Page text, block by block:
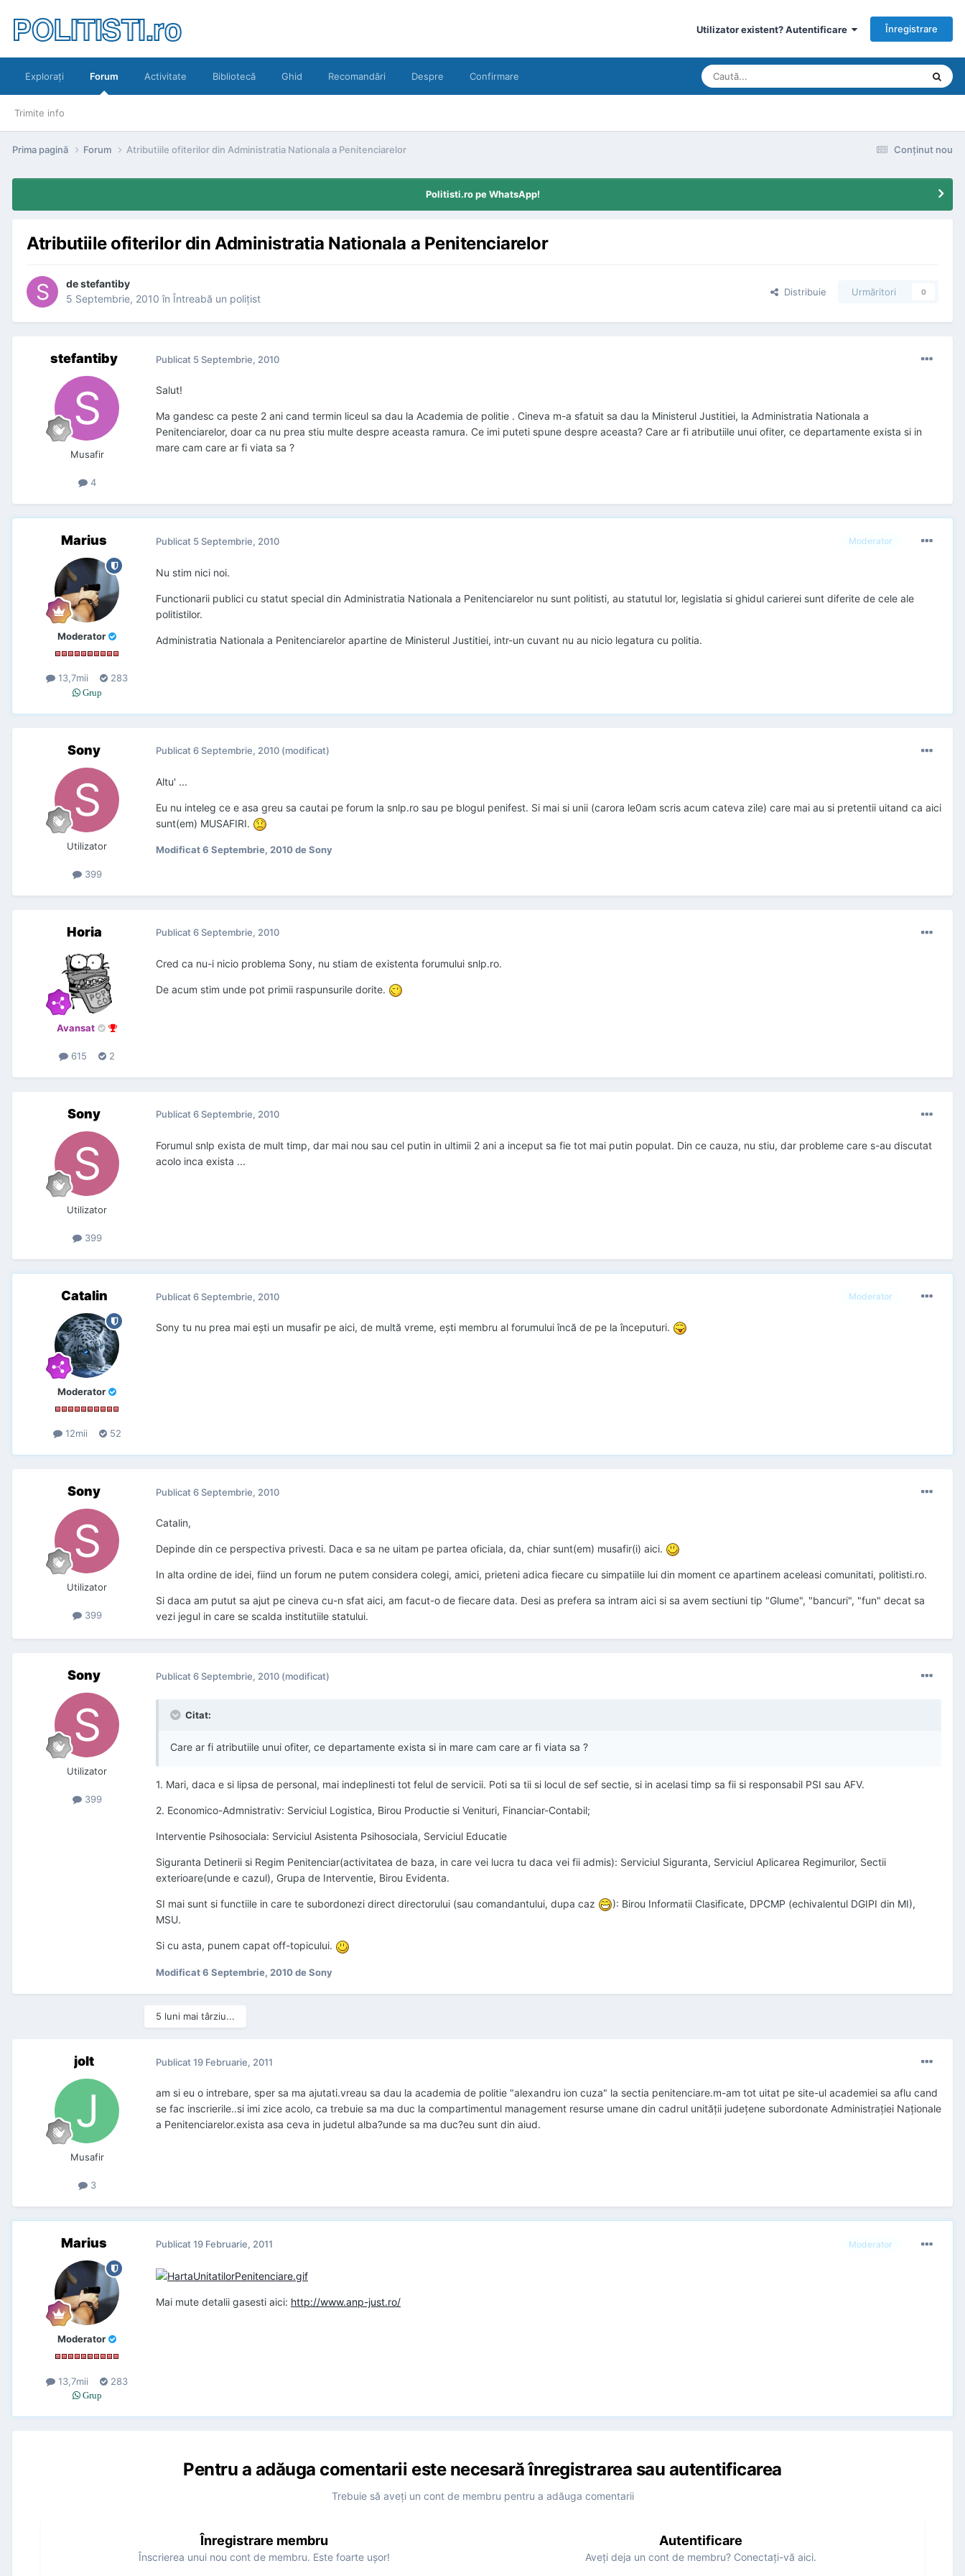
POLITISTI.ro Utilizator existent? Autentificare Înregistrare
Exploraţi Forum
Trimite info
Activitate Bibliotecă Ghid Recomandări Despre Confirmare
Conţinut nou
Prima pagină Forum Atributiile ofiterilor din Administratia Nationala a Penitenciarelor
Politisti.ro pe WhatsApp!
Atributiile ofiterilor din Administratia Nationala a Penitenciarelor
destefantiby
5 Septembrie, 2010 în Întreabă un poliţist
Distribuie Urmăritori 0
stefantiby
Musafir
4
Publicat 5 Septembrie, 2010
Salut!
Ma gandesc ca peste 2 ani cand termin liceul sa dau la Academia de politie . Cineva m-a sfatuit sa dau la Ministerul Justitiei, la Administratia Nationala a
Penitenciarelor, doar ca nu prea stiu multe despre aceasta ramura. Ce imi puteti spune despre aceasta? Care ar fi atributiile unui ofiter, ce departamente exista si in
mare cam care ar fi viata sa ?
Marius
Moderator
13,7mii 283
Grup
Moderator
Publicat 5 Septembrie, 2010
Nu stim nici noi.
Functionarii publici cu statut special din Administratia Nationala a Penitenciarelor nu sunt politisti, au statutul lor, legislatia si ghidul carierei sunt diferite de cele ale
politistilor.
Administratia Nationala a Penitenciarelor apartine de Ministerul Justitiei, intr-un cuvant nu au nicio legatura cu politia.
Sony
Utilizator
399
Publicat6 Septembrie, 2010 (modificat)
Altu' ...
Eu nu inteleg ce e asa greu sa cautai pe forum la snlp.ro sau pe blogul penifest. Si mai si unii (carora le0am scris acum cateva zile) care mai au si pretentii uitand ca aici
sunt(em) MUSAFIRI.
Modificat6 Septembrie, 2010de Sony
Horia
Avansat
615 2
Publicat6 Septembrie, 2010
Cred ca nu-i nicio problema Sony, nu stiam de existenta forumului snlp.ro.
De acum stim unde pot primii raspunsurile dorite.
Sony
Utilizator
399
Publicat6 Septembrie, 2010
Forumul snlp exista de mult timp, dar mai nou sau cel putin in ultimii 2 ani a inceput sa fie tot mai putin populat. Din ce cauza, nu stiu, dar probleme care s-au discutat
acolo inca exista ...
Catalin
Moderator
12mii 52
Moderator
Publicat6 Septembrie, 2010
Sony tu nu prea mai ești un musafir pe aici, de multă vreme, ești membru al forumului încă de pe la începuturi.
Sony
Utilizator
399
Publicat6 Septembrie, 2010
Catalin,
Depinde din ce perspectiva privesti. Daca e sa ne uitam pe partea oficiala, da, chiar sunt(em) musafir(i) aici.
In alta ordine de idei, fiind un forum ne putem considera colegi, amici, prieteni adica fiecare cu simpatiile lui din moment ce apartinem aceleasi comunitati, politisti.ro.
Si daca am putut sa ajut pe cineva cu-n sfat aici, am facut-o de fiecare data. Desi as prefera sa intram aici si sa avem sectiuni tip "Glume", "bancuri", "fun" decat sa
vezi jegul in care se scalda institutiile statului.
Sony
Utilizator
399
Publicat6 Septembrie, 2010 (modificat)
Citat:
Care ar fi atributiile unui ofiter, ce departamente exista si in mare cam care ar fi viata sa ?
1. Mari, daca e si lipsa de personal, mai indeplinesti tot felul de servicii. Poti sa tii si locul de sef sectie, si in acelasi timp sa fii si responsabil PSI sau AFV.
2. Economico-Admnistrativ: Serviciul Logistica, Birou Productie si Venituri, Financiar-Contabil;
Interventie Psihosociala: Serviciul Asistenta Psihosociala, Serviciul Educatie
Siguranta Detinerii si Regim Penitenciar(activitatea de baza, in care vei lucra tu daca vei fii admis): Serviciul Siguranta, Serviciul Aplicarea Regimurilor, Sectii
exterioare(unde e cazul), Grupa de Interventie, Birou Evidenta.
SI mai sunt si functiile in care te subordonezi direct directorului (sau comandantului, dupa caz
): Birou Informatii Clasificate, DPCMP (echivalentul DGIPI din MI),
MSU.
Si cu asta, punem capat off-topicului.
Modificat6 Septembrie, 2010de Sony
5 luni mai târziu...
jolt
Musafir
3
Publicat19 Februarie, 2011
am si eu o intrebare, sper sa ma ajutati.vreau sa dau la academia de politie "alexandru ion cuza" la sectia penitenciare.m-am tot uitat pe site-ul academiei sa aflu cand
se fac inscrierile..si imi zice acolo, ca trebuie sa ma duc la compartimentul management resurse umane din cadrul unităţii judeţene subordonate Administraţiei Naţionale
a Penitenciarelor.exista asa ceva in judetul alba?unde sa ma duc?eu sunt din aiud.
Marius
Moderator
13,7mii 283
Grup
Moderator
Publicat19 Februarie, 2011
Mai mute detalii gasesti aici: http://www.anp-just.ro/
Pentru a adăuga comentarii este necesară înregistrarea sau autentificarea
Trebuie să aveţi un cont de membru pentru a adăuga comentarii
Înregistrare membru
Înscrierea unui nou cont de membru. Este foarte uşor!
Autentificare
Aveţi deja un cont de membru? Conectaţi-vă aici.